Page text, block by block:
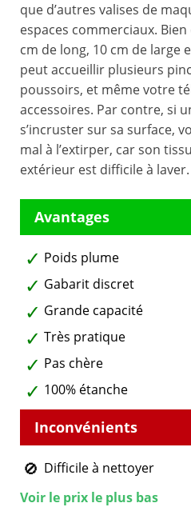
que d’autres valises de
espaces commerciaux. Bien
cm de long, 10 cm de large
peut accueillir plusieurs
poussoirs, et même votre
accessoires. Par contre, si
s’incruster sur sa surface,
mal à l’extirper, car son
extérieur est difficile à laver.
Poids plume
Gabarit discret
Grande capacité
Très pratique
Pas chère
100% étanche
Difficile à nettoyer
Voir le prix le plus bas